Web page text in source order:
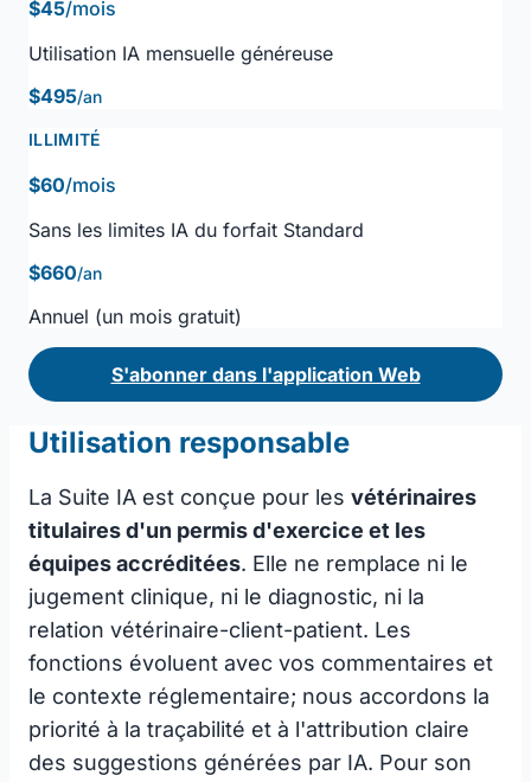
$45/mois
Utilisation IA mensuelle généreuse
$495/an
ILLIMITÉ
$60/mois
Sans les limites IA du forfait Standard
$660/an
Annuel (un mois gratuit)
S'abonner dans l'application Web
Utilisation responsable
La Suite IA est conçue pour les vétérinaires
titulaires d'un permis d'exercice et les
équipes accréditées. Elle ne remplace ni le
jugement clinique, ni le diagnostic, ni la
relation vétérinaire-client-patient. Les
fonctions évoluent avec vos commentaires et
le contexte réglementaire; nous accordons la
priorité à la traçabilité et à l'attribution claire
des suggestions générées par IA. Pour son